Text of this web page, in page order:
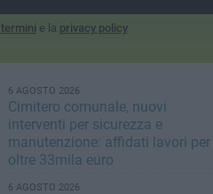
termini e la privacy policy
6 AGOSTO 2026
Cimitero comunale, nuovi
interventi per sicurezza e
manutenzione: affidati lavori per
oltre 33mila euro
6 AGOSTO 2026